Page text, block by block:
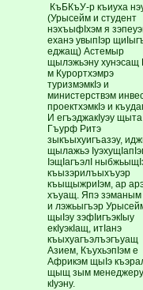
КъБКъУ-р къиуха
(Урысейм и студент
нэхъыфIхэм я
еханэ увыпIэр
еджащ) Астемыр
щылэжьэну хунэсащ
м Курортхэмрэ
туризмэмкIэ и
министерствэм
проектхэмкIэ и
И егъэджакIуэу щыта
Гъурф Ритэ
зыкъыхуигъазэу,
щылажьэ
IэщIагъэлI
къызэрилъыхъуэр
къыщыжриIэм, ар
хъуащ. Япэ
и лэжьыгъэр
щыIэу зэфIигъэкIыу
екIуэкIащ, итIанэ
къыхуагъэлъэгъуащ
Азием, КъухьэпIэм е
Африкэм щыIэ
щыщ зым
кIуэну.